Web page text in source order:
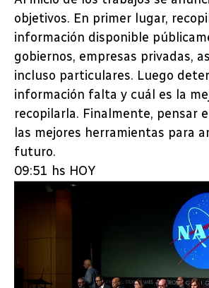
objetivos. En primer lugar,
información disponible
gobiernos, empresas privadas,
incluso particulares. Luego
información falta y cuál es la
recopilarla. Finalmente, pensar
las mejores herramientas para
futuro.
09:51 hs HOY